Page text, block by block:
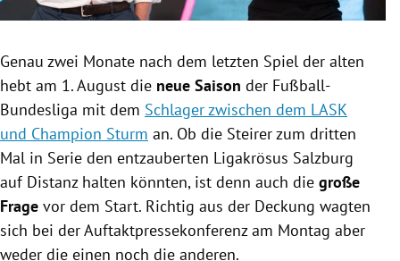
Genau zwei Monate nach dem letzten Spiel der alten
hebt am 1. August die neue Saison der Fußball-
Bundesliga mit dem Schlager zwischen dem LASK
und Champion Sturm an. Ob die Steirer zum dritten
Mal in Serie den entzauberten Ligakrösus Salzburg
auf Distanz halten könnten, ist denn auch die große
Frage vor dem Start. Richtig aus der Deckung wagten
sich bei der Auftaktpressekonferenz am Montag aber
weder die einen noch die anderen.